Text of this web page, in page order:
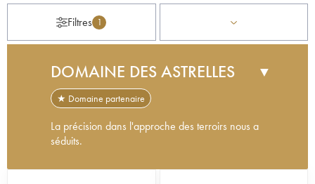
Filtres 1
DOMAINE DES ASTRELLES ▼
★ Domaine partenaire
La précision dans l'approche des terroirs nous a
séduits.